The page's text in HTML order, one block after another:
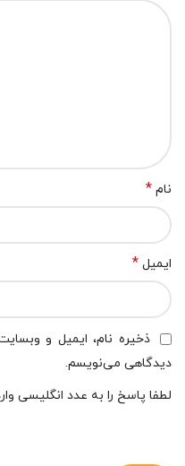
نام *
ایمیل *
ذخیره نام، ایمیل و
دیدگاهی می‌نویسم.
لطفا پاسخ را به عدد انگلیسی